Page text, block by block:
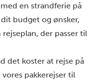
en strandferie på
budget og ønsker,
der passer til
det koster at rejse på
vores pakkerejser til